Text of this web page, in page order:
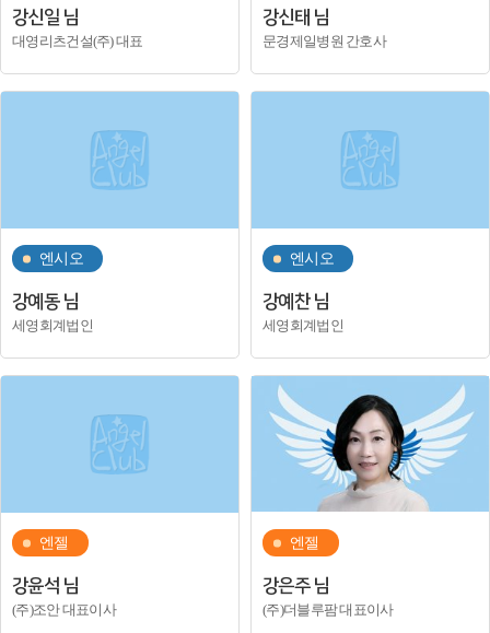
강신일 님
대영리츠건설(주) 대표
강신태 님
문경제일병원 간호사
엔시오
강예동 님
세영회계법인
엔시오
강예찬 님
세영회계법인
엔젤
강윤석 님
(주)조안 대표이사
엔젤
강은주 님
(주)더블루팜 대표이사